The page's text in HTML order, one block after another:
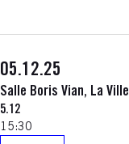
05.12.25
Salle Boris Vian, La
5.12
15:30